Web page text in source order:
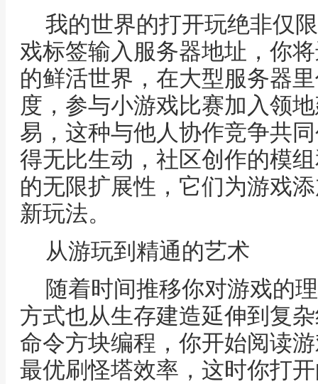
我的世界的打开玩绝非仅
戏标签输入服务器地址，你
的鲜活世界，在大型服务器
度，参与小游戏比赛加入领
易，这种与他人协作竞争共
得无比生动，社区创作的模
的无限扩展性，它们为游戏
新玩法。
从游玩到精通的艺术
随着时间推移你对游戏的
方式也从生存建造延伸到复
命令方块编程，你开始阅读
最优刷怪塔效率，这时你打